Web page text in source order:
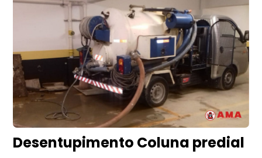
Desentupimento Coluna predial